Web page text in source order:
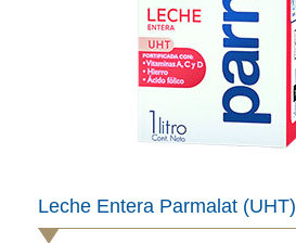
Leche Entera Parmalat (UHT)